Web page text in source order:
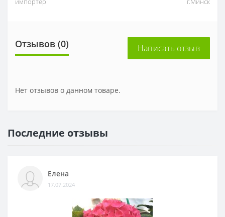
Отзывов (0) Написать отзыв
Нет отзывов о данном товаре.
Последние отзывы
Елена
17.07.2024